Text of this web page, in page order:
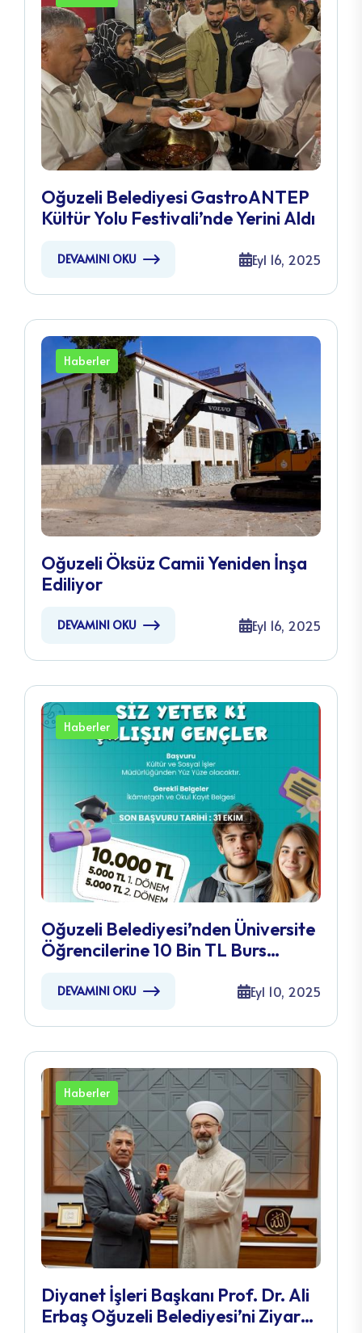
Oğuzeli Belediyesi GastroANTEP
Kültür Yolu Festivali’nde Yerini Aldı
DEVAMINI OKU Eyl 16, 2025
Haberler
Oğuzeli Öksüz Camii Yeniden İnşa
Ediliyor
DEVAMINI OKU Eyl 16, 2025
Haberler
Oğuzeli Belediyesi’nden Üniversite
Öğrencilerine 10 Bin TL Burs
DEVAMINI OKU Eyl 10, 2025
Haberler
Diyanet İşleri Başkanı Prof. Dr. Ali
Erbaş Oğuzeli Belediyesi’ni Ziyaret